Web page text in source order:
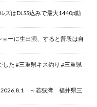
ズはDLSS込みで最大1440p動
ーに生出演、すると普段は自
た #三重県キス釣り #三重県
2026.8.1 ～若狭湾 福井県三